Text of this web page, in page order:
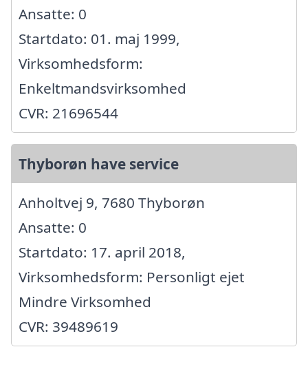
Ansatte: 0
Startdato: 01. maj 1999,
Virksomhedsform:
Enkeltmandsvirksomhed
CVR: 21696544
Thyborøn have service
Anholtvej 9, 7680 Thyborøn
Ansatte: 0
Startdato: 17. april 2018,
Virksomhedsform: Personligt ejet
Mindre Virksomhed
CVR: 39489619